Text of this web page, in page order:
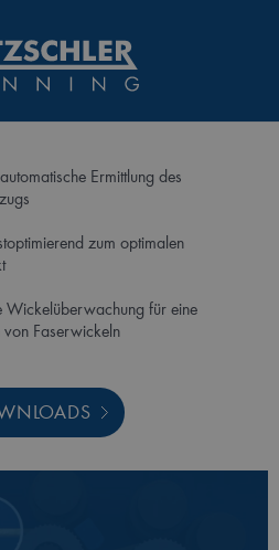
TD 10
Ermittlung des
zum optimalen
Wickelüberwachung für eine
von Faserwickeln